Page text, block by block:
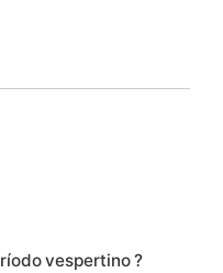
vespertino ?